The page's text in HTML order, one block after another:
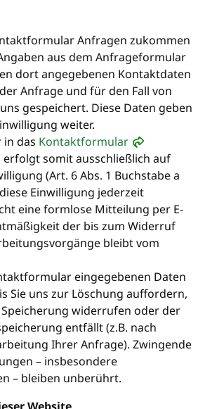
Anfragen zukommen
aus dem Anfrageformular
dort angegebenen Kontaktdaten
Anfrage und für den Fall von
gespeichert. Diese Daten geben
weiter.
in das Kontaktformular
erfolgt somit ausschließlich auf
(Art. 6 Abs. 1 Buchstabe a
Einwilligung jederzeit
eine formlose Mitteilung per E-
der bis zum Widerruf
bleibt vom
eingegebenen Daten
Sie uns zur Löschung auffordern,
widerrufen oder der
entfällt (z.B. nach
Ihrer Anfrage). Zwingende
– insbesondere
– bleiben unberührt.
Website